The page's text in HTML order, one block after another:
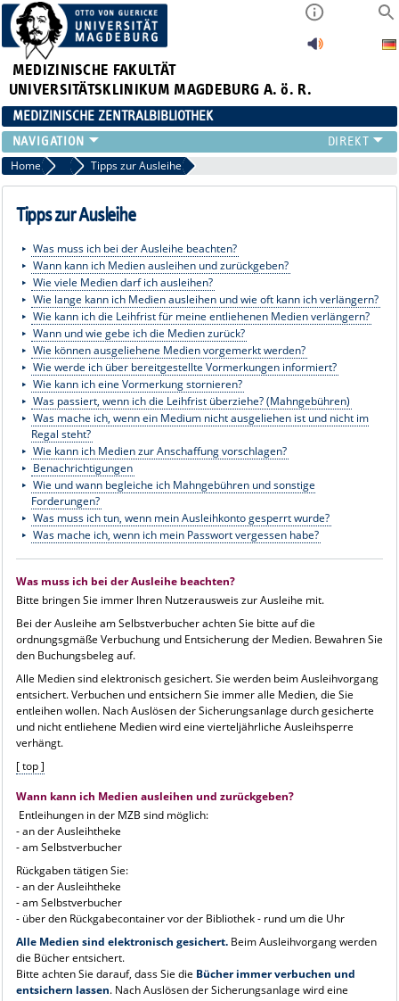
MEDIZINISCHE FAKULTÄT
UNIVERSITÄTSKLINIKUM MAGDEBURG A. ö. R.
MEDIZINISCHE ZENTRALBIBLIOTHEK
LITERATURSUCHE
SERVICE
INFORMATIONSKOMPETENZ
PUBLIZIEREN
NEU HIER?
SUCHE A-Z
Home BenutzungTipps zur Ausleihe
Tipps zur Ausleihe
Was muss ich bei der Ausleihe beachten?
Wann kann ich Medien ausleihen und zurückgeben?
Wie viele Medien darf ich ausleihen?
Wie lange kann ich Medien ausleihen und wie oft kann ich verlängern?
Wie kann ich die Leihfrist für meine entliehenen Medien verlängern?
Wann und wie gebe ich die Medien zurück?
Wie können ausgeliehene Medien vorgemerkt werden?
Wie werde ich über bereitgestellte Vormerkungen informiert?
Wie kann ich eine Vormerkung stornieren?
Was passiert, wenn ich die Leihfrist überziehe? (Mahngebühren)
Was mache ich, wenn ein Medium nicht ausgeliehen ist und nicht im
Regal steht?
Wie kann ich Medien zur Anschaffung vorschlagen?
Benachrichtigungen
Wie und wann begleiche ich Mahngebühren und sonstige
Forderungen?
Was muss ich tun, wenn mein Ausleihkonto gesperrt wurde?
Was mache ich, wenn ich mein Passwort vergessen habe?
Was muss ich bei der Ausleihe beachten?
Bitte bringen Sie immer Ihren Nutzerausweis zur Ausleihe mit.
Bei der Ausleihe am Selbstverbucher achten Sie bitte auf die
ordnungsgmäße Verbuchung und Entsicherung der Medien. Bewahren Sie
den Buchungsbeleg auf.
Alle Medien sind elektronisch gesichert. Sie werden beim Ausleihvorgang
entsichert. Verbuchen und entsichern Sie immer alle Medien, die Sie
entleihen wollen. Nach Auslösen der Sicherungsanlage durch gesicherte
und nicht entliehene Medien wird eine vierteljährliche Ausleihsperre
verhängt.
[ top ]
Wann kann ich Medien ausleihen und zurückgeben?
Entleihungen in der MZB sind möglich:
- an der Ausleihtheke
- am Selbstverbucher
Rückgaben tätigen Sie:
- an der Ausleihtheke
- am Selbstverbucher
- über den Rückgabecontainer vor der Bibliothek - rund um die Uhr
Alle Medien sind elektronisch gesichert.Beim Ausleihvorgang werden
die Bücher entsichert.
Bitte achten Sie darauf, dass Sie die Bücher immer verbuchen und
entsichern lassen. Nach Auslösen der Sicherungsanlage wird eine